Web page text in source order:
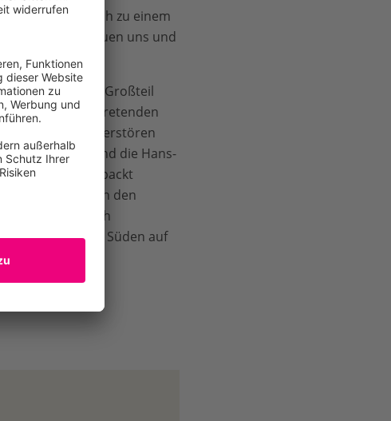
könnte sich zu einem
Wir freuen uns und
zu können.“
sagte: „Einem Großteil
häufiger auftretenden
Pflanzenarten zerstören
der WWF und die Hans-
der Natur angepackt
in den
in Spanien auch
ihrem Zug nach Süden auf